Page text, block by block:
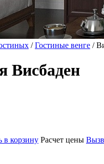
/Гостиные венге /
Висбаден
в корзину Расчет цены